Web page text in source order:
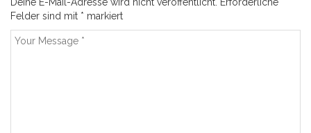
Felder sind mit * markiert